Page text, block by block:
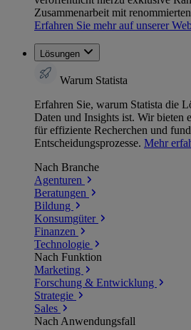
Zusammenarbeit mit
Erfahren Sie mehr auf unserer
Lösungen
Warum Statista
Erfahren Sie, warum Statista die
Daten und Insights ist. Wir bieten
für effiziente Recherchen und
Entscheidungsprozesse. Mehr
Nach Branche
Agenturen
Beratungen
Bildung
Konsumgüter
Finanzen
Technologie
Nach Funktion
Marketing
Forschung & Entwicklung
Strategie
Sales
Nach Anwendungsfall